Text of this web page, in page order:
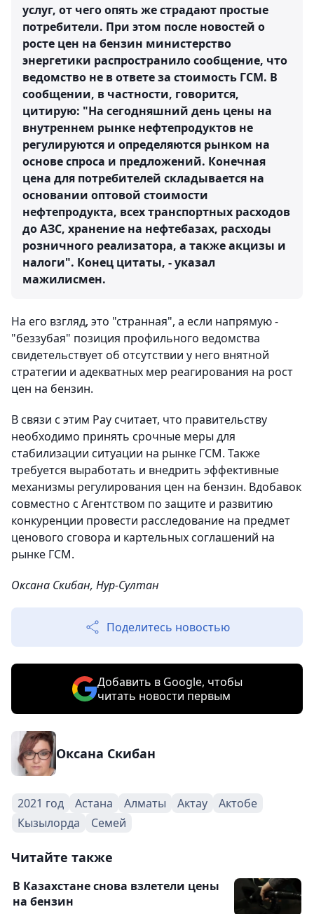
услуг, от чего опять же страдают простые
потребители. При этом после новостей о
росте цен на бензин министерство
энергетики распространило сообщение, что
ведомство не в ответе за стоимость ГСМ. В
сообщении, в частности, говорится,
цитирую: "На сегодняшний день цены на
внутреннем рынке нефтепродуктов не
регулируются и определяются рынком на
основе спроса и предложений. Конечная
цена для потребителей складывается на
основании оптовой стоимости
нефтепродукта, всех транспортных расходов
до АЗС, хранение на нефтебазах, расходы
розничного реализатора, а также акцизы и
налоги". Конец цитаты, - указал
мажилисмен.
На его взгляд, это "странная", а если напрямую -
"беззубая" позиция профильного ведомства
свидетельствует об отсутствии у него внятной
стратегии и адекватных мер реагирования на рост
цен на бензин.
В связи с этим Рау считает, что правительству
необходимо принять срочные меры для
стабилизации ситуации на рынке ГСМ. Также
требуется выработать и внедрить эффективные
механизмы регулирования цен на бензин. Вдобавок
совместно с Агентством по защите и развитию
конкуренции провести расследование на предмет
ценового сговора и картельных соглашений на
рынке ГСМ.
Оксана Скибан, Нур-Султан
Поделитесь новостью
Добавить в Google, чтобы
читать новости первым
Оксана Скибан
2021 год Астана Алматы Актау
Актобе
Кызылорда
Семей
Читайте также
В Казахстане снова взлетели цены
на бензин